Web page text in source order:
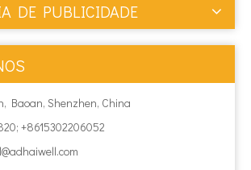
DE PUBLICIDADE
Baoan, Shenzhen, China
+8615302206052